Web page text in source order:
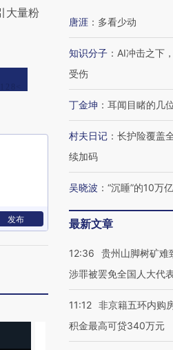
大量粉
发布
唐涯 ： 多看少动
知识分子 ： AI冲击之下
受伤
丁金坤 ： 耳闻目睹的几
村夫日记 ： 长护险覆盖
续加码
吴晓波 ： “沉睡”的10万
最新文章
12:36
贵州山脚树矿难
涉罪被罢免全国人大代
11:12 非京籍五环内购
积金最高可贷340万元